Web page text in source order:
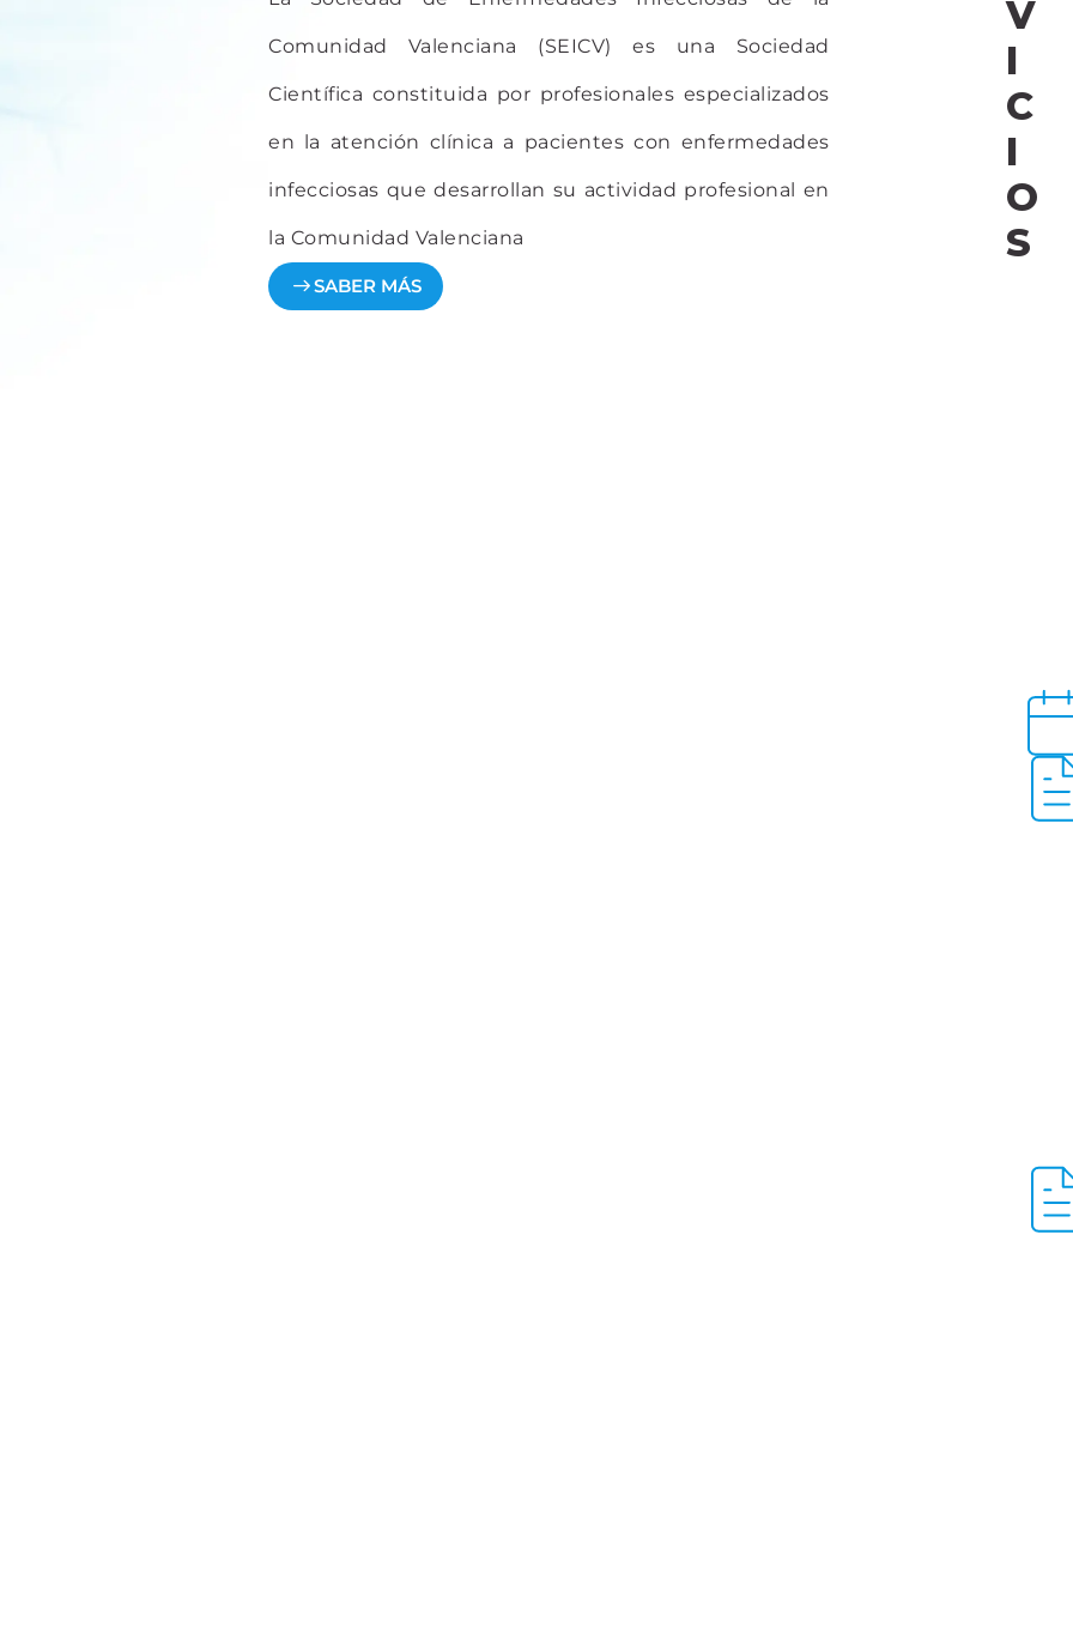
Comunidad Valenciana (SEICV) es una Sociedad
Científica constituida por profesionales especializados
en la atención clínica a pacientes con enfermedades
infecciosas que desarrollan su actividad profesional en
la Comunidad Valenciana
SABER MÁS
V
I
C
I
O
S